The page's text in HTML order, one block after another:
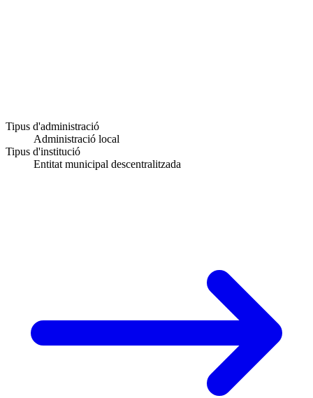
Tipus d'administració
Administració local
Tipus d'institució
Entitat municipal descentralitzada